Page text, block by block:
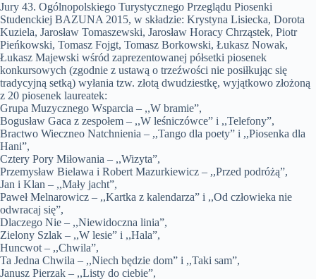
Jury 43. Ogólnopolskiego Turystycznego Przeglądu Piosenki
Studenckiej BAZUNA 2015, w składzie: Krystyna Lisiecka, Dorota
Kuziela, Jarosław Tomaszewski, Jarosław Horacy Chrząstek, Piotr
Pieńkowski, Tomasz Fojgt, Tomasz Borkowski, Łukasz Nowak,
Łukasz Majewski wśród zaprezentowanej półsetki piosenek
konkursowych (zgodnie z ustawą o trzeźwości nie posiłkując się
tradycyjną setką) wyłania tzw. złotą dwudziestkę, wyjątkowo złożoną
z 20 piosenek laureatek:
Grupa Muzycznego Wsparcia – ,,W bramie”,
Bogusław Gaca z zespołem – ,,W leśniczówce” i ,,Telefony”,
Bractwo Wieczneo Natchnienia – ,,Tango dla poety” i ,,Piosenka dla
Hani”,
Cztery Pory Miłowania – ,,Wizyta”,
Przemysław Bielawa i Robert Mazurkiewicz – ,,Przed podróżą”,
Jan i Klan – ,,Mały jacht”,
Paweł Melnarowicz – ,,Kartka z kalendarza” i ,,Od człowieka nie
odwracaj się”,
Dlaczego Nie – ,,Niewidoczna linia”,
Zielony Szlak – ,,W lesie” i ,,Hala”,
Huncwot – ,,Chwila”,
Ta Jedna Chwila – ,,Niech będzie dom” i ,,Taki sam”,
Janusz Pierzak – ,,Listy do ciebie”,